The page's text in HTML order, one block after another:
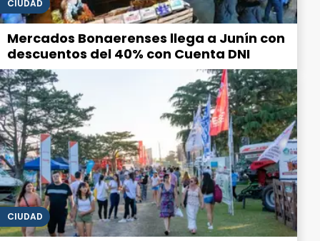
CIUDAD
Mercados Bonaerenses llega a Junín con
descuentos del 40% con Cuenta DNI
CIUDAD